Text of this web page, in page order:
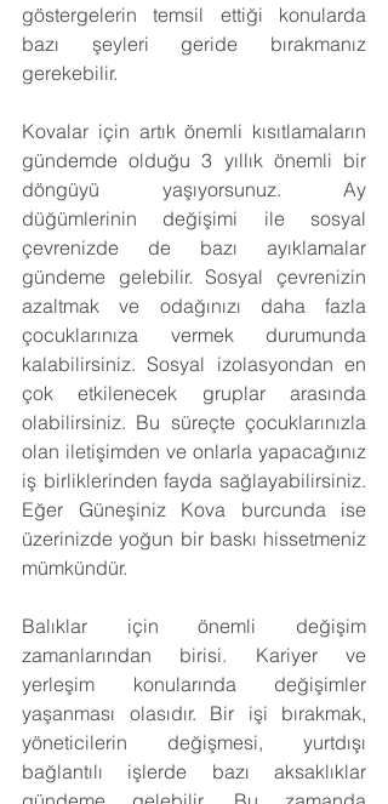
göstergelerin temsil ettiği konularda
bazı şeyleri geride bırakmanız
gerekebilir.
Kovalar için artık önemli kısıtlamaların
gündemde olduğu 3 yıllık önemli bir
döngüyü yaşıyorsunuz. Ay
düğümlerinin değişimi ile sosyal
çevrenizde de bazı ayıklamalar
gündeme gelebilir. Sosyal çevrenizin
azaltmak ve odağınızı daha fazla
çocuklarınıza vermek durumunda
kalabilirsiniz. Sosyal izolasyondan en
çok etkilenecek gruplar arasında
olabilirsiniz. Bu süreçte çocuklarınızla
olan iletişimden ve onlarla yapacağınız
iş birliklerinden fayda sağlayabilirsiniz.
Eğer Güneşiniz Kova burcunda ise
üzerinizde yoğun bir baskı hissetmeniz
mümkündür.
Balıklar için önemli değişim
zamanlarından birisi. Kariyer ve
yerleşim konularında değişimler
yaşanması olasıdır. Bir işi bırakmak,
yöneticilerin değişmesi, yurtdışı
bağlantılı işlerde bazı aksaklıklar